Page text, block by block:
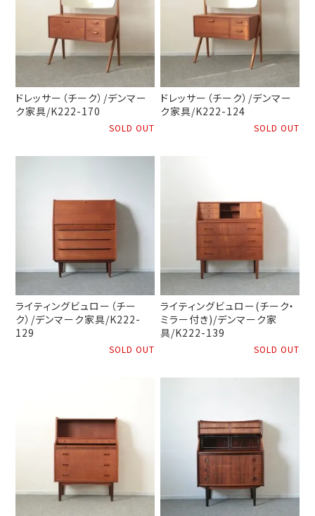
ドレッサー（チーク）/デンマー
ク家具/K222-170
SOLD OUT
ドレッサー（チーク）/デンマー
ク家具/K222-124
SOLD OUT
ライティングビュロー（チー
ク）/デンマーク家具/K222-
129
SOLD OUT
ライティングビュロー(チーク・
ミラー付き)/デンマーク家
具/K222-139
SOLD OUT